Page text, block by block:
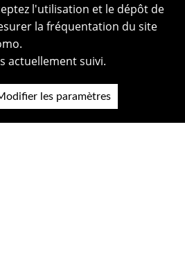
l'utilisation et le dépôt de
la fréquentation du site
actuellement suivi.
les paramètres